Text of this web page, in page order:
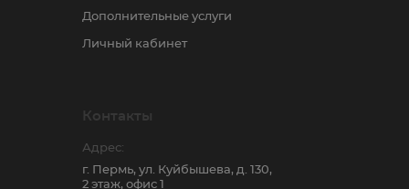
Дополнительные услуги
Личный кабинет
Контакты
Адрес:
г. Пермь, ул. Куйбышева, д. 130,
2 этаж, офис 1